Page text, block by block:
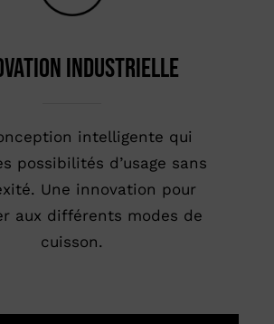
industrielle
intelligente qui
possibilités d’usage sans
Une innovation pour
aux différents modes de
cuisson.